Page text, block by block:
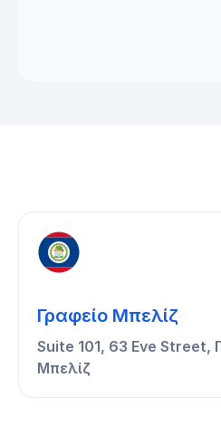
Γραφείο Μπελίζ
Suite 101, 63 Eve Street,
Μπελίζ